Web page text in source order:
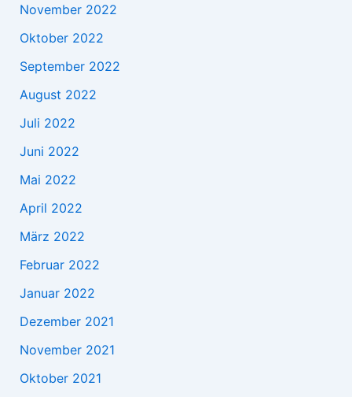
November 2022
Oktober 2022
September 2022
August 2022
Juli 2022
Juni 2022
Mai 2022
April 2022
März 2022
Februar 2022
Januar 2022
Dezember 2021
November 2021
Oktober 2021